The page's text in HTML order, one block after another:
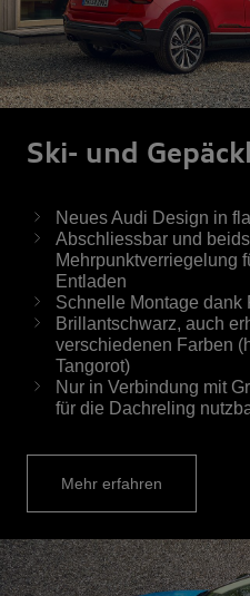
Ski- und
Neues Audi Design in
Abschliessbar und
Mehrpunktverriegelung
Entladen
Schnelle Montage dank
Brillantschwarz, auch
verschiedenen Farben
Tangorot)
Nur in Verbindung mit
für die Dachreling
Mehr erfahren